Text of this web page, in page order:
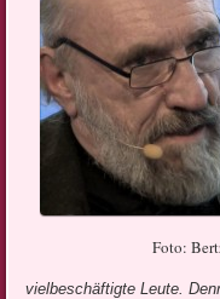
Foto:
vielbeschäftigte Leute.